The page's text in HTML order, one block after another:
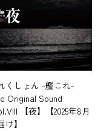
くしょん -艦これ-
Original Sound
【夜】【2025年8月
】